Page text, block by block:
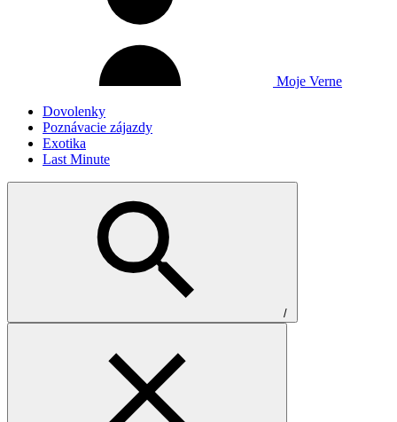
Moje Verne
Dovolenky
Poznávacie zájazdy
Exotika
Last Minute
/